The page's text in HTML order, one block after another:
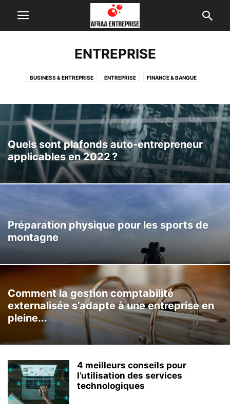
ENTREPRISE
BUSINESS & ENTREPRISE ENTREPRISE FINANCE & BANQUE
Quels sont plafonds auto-entrepreneur
applicables en 2022 ?
Préparation physique pour les sports de
montagne
Comment la gestion comptabilité
externalisée s’adapte à une entreprise en
pleine...
4 meilleurs conseils pour
l’utilisation des services
technologiques